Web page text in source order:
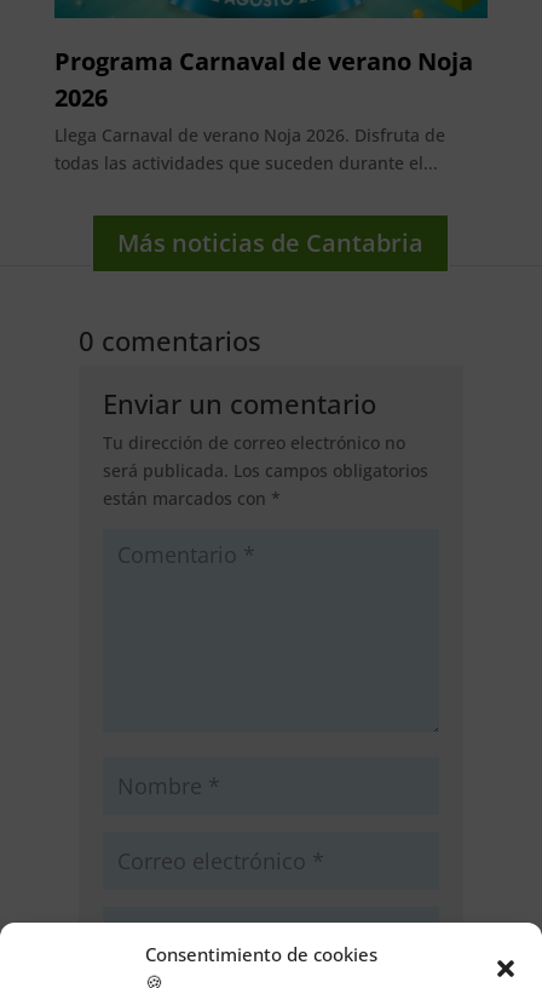
Consentimiento de cookies
🍪
Programa Carnaval de verano Noja
2026
Llega Carnaval de verano Noja 2026. Disfruta de
todas las actividades que suceden durante el...
Más noticias de Cantabria
0 comentarios
Enviar un comentario
Tu dirección de correo electrónico no
será publicada. Los campos obligatorios
están marcados con *